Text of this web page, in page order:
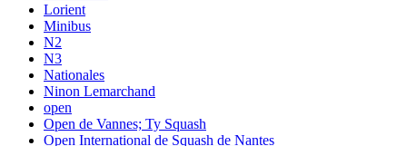
Lorient
Minibus
N2
N3
Nationales
Ninon Lemarchand
open
Open de Vannes; Ty Squash
Open International de Squash de Nantes